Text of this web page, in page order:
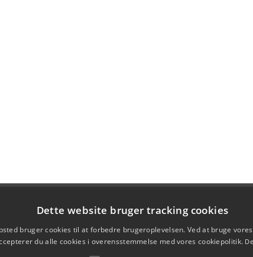
Dette website bruger tracking cookies
bruger cookies til at forbedre brugeroplevelsen. Ved at bruge
du alle cookies i overensstemmelse med vores cookiepolitik.